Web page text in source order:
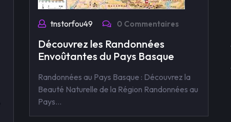
tnstorfou49 0 Commentaires
Découvrez les Randonnées
Envoûtantes du Pays Basque
Randonnées au Pays Basque : Découvrez la
Beauté Naturelle de la Région Randonnées au
Pays…